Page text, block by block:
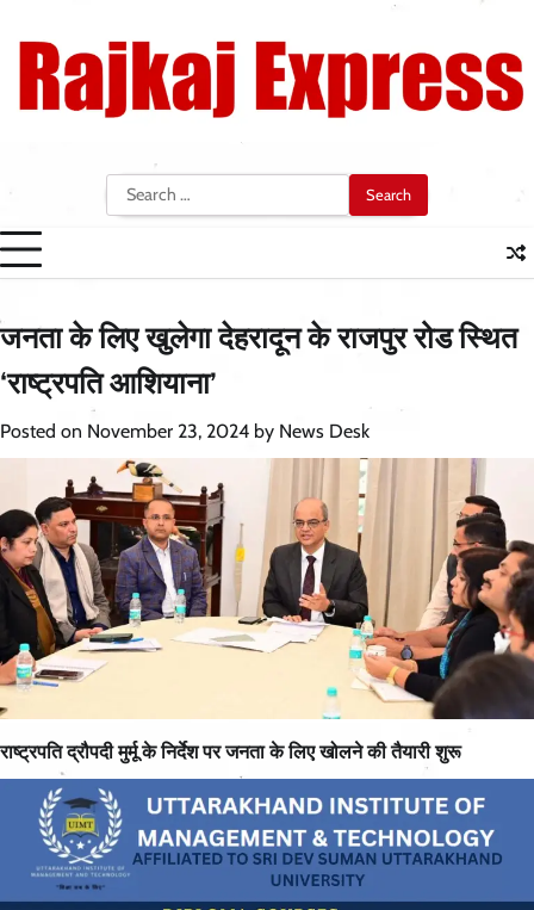
content
Search
for:
जनता के लिए खुलेगा देहरादून के राजपुर रोड स्थित
‘राष्ट्रपति आशियाना’
Posted on November 23, 2024 by News Desk
राष्ट्रपति द्रौपदी मुर्मू के निर्देश पर जनता के लिए खोलने की तैयारी शुरू